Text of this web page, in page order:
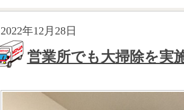
2022年12月28日
営業所でも大掃除を実